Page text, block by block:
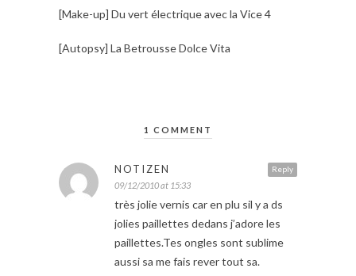
[Make-up] Du vert électrique avec la Vice 4
[Autopsy] La Betrousse Dolce Vita
1 COMMENT
Reply
NOTIZEN
09/12/2010 at 15:33
très jolie vernis car en plu sil y a ds
jolies paillettes dedans j’adore les
paillettes.Tes ongles sont sublime
aussi sa me fais rever tout sa.